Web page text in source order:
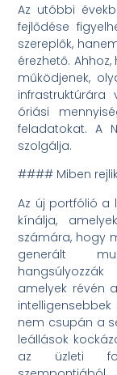
Az utóbbi
fejlődése
szereplők,
érezhető.
működjenek,
infrastruktúrára
óriási
feladatokat. A
szolgálja.
#### Miben
Az új portfólió a
kínálja,
számára, hogy
generált
amelyek révén
nem csupán a
leállások
az üzleti